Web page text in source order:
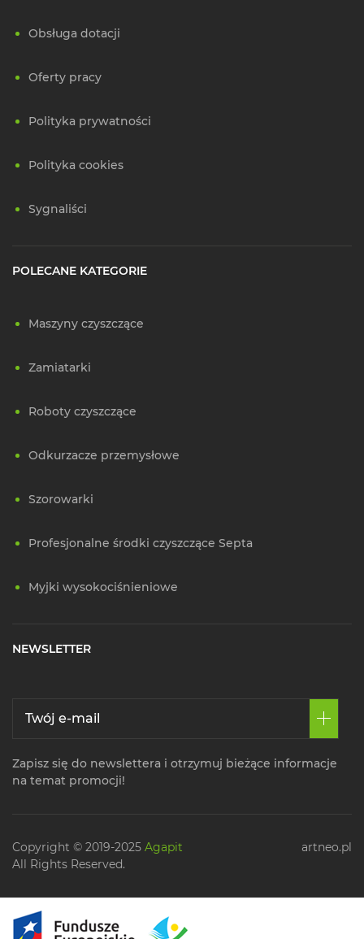
Obsługa dotacji
Oferty pracy
Polityka prywatności
Polityka cookies
Sygnaliści
POLECANE KATEGORIE
Maszyny czyszczące
Zamiatarki
Roboty czyszczące
Odkurzacze przemysłowe
Szorowarki
Profesjonalne środki czyszczące Septa
Myjki wysokociśnieniowe
NEWSLETTER
Zapisz się do newslettera i otrzymuj bieżące informacje
na temat promocji!
Copyright © 2019-2025 Agapit
All Rights Reserved.
artneo.pl